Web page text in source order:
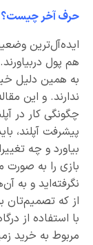
حرف آخر چیست؟
ایده‌آل‌ترین
هم پول
به همین دلیل
ندارند. و این
چگونگی کار در
پیشرفت آپلند،
بیاورد و چه
بازی را به صورت
از که تصمیم‌تان
با استفاده از
مربوط به خرید